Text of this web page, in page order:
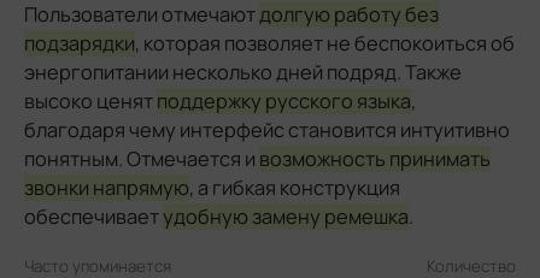
Пользователи отмечаютдолгую работу без
подзарядки, которая позволяет не беспокоиться об
энергопитании несколько дней подряд. Также
высоко ценятподдержку русского языка,
благодаря чему интерфейс становится интуитивно
понятным. Отмечается и возможность принимать
звонки напрямую, а гибкая конструкция
обеспечиваетудобную замену ремешка.
Часто упоминается
Количество